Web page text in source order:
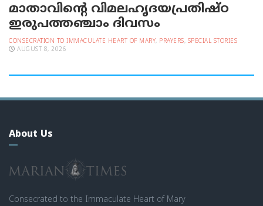
മാതാവിന്റെ വിമലഹൃദയപ്രതിഷ്ഠ
ഇരുപത്തഞ്ചാം ദിവസം
CONSECRATION TO IMMACULATE HEART OF MARY, PRAYERS, SPECIAL STORIES
AUGUST 8, 2026
About Us
Consecrated to the Immaculate Heart of Mary